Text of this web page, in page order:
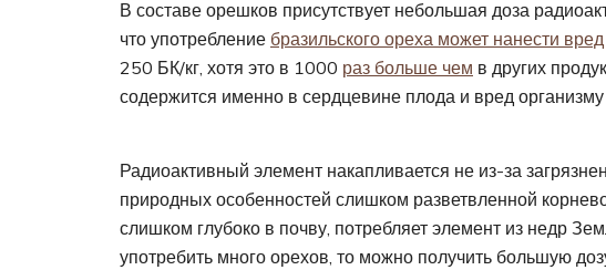
В составе орешков присутствует небольшая доза
что употребление бразильского ореха может нанести вред
250 БК/кг, хотя это в 1000 раз больше чем в других
содержится именно в сердцевине плода и вред организму
Радиоактивный элемент накапливается не из-за
природных особенностей слишком разветвленной
слишком глубоко в почву, потребляет элемент из недр
употребить много орехов, то можно получить большую